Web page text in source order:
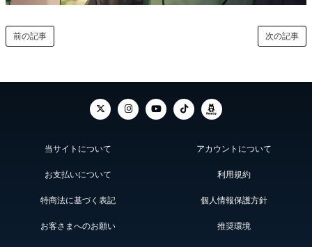
次の記事
前の記事
当サイトについて アカウントについて
お支払いについて 利用規約
特商法に基づく表記 個人情報保護方針
お客さまへのお願い 推奨環境